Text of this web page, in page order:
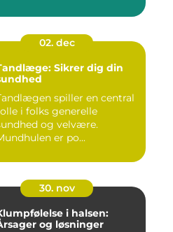
02. dec
Sikrer dig din
spiller en central
i folks generelle
og velvære.
er po...
30. nov
i halsen:
og løsninger